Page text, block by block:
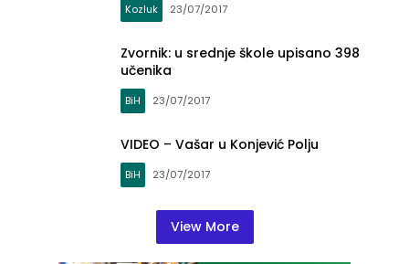
Kozluk 23/07/2017
Zvornik: u srednje škole upisano 398
učenika
BiH 23/07/2017
VIDEO – Vašar u Konjević Polju
BiH 23/07/2017
View More